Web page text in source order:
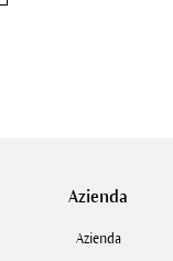
Azienda
Azienda